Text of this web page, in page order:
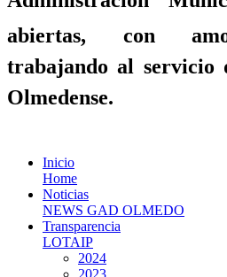
abiertas, con
trabajando al servicio
Olmedense.
Inicio
Home
Noticias
NEWS GAD OLMEDO
Transparencia
LOTAIP
2024
2023